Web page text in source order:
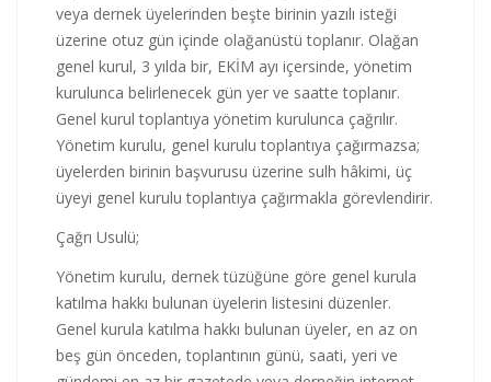
veya dernek üyelerinden beşte birinin yazılı isteği
üzerine otuz gün içinde olağanüstü toplanır. Olağan
genel kurul, 3 yılda bir, EKİM ayı içersinde, yönetim
kurulunca belirlenecek gün yer ve saatte toplanır.
Genel kurul toplantıya yönetim kurulunca çağrılır.
Yönetim kurulu, genel kurulu toplantıya çağırmazsa;
üyelerden birinin başvurusu üzerine sulh hâkimi, üç
üyeyi genel kurulu toplantıya çağırmakla görevlendirir.
Çağrı Usulü;
Yönetim kurulu, dernek tüzüğüne göre genel kurula
katılma hakkı bulunan üyelerin listesini düzenler.
Genel kurula katılma hakkı bulunan üyeler, en az on
beş gün önceden, toplantının günü, saati, yeri ve